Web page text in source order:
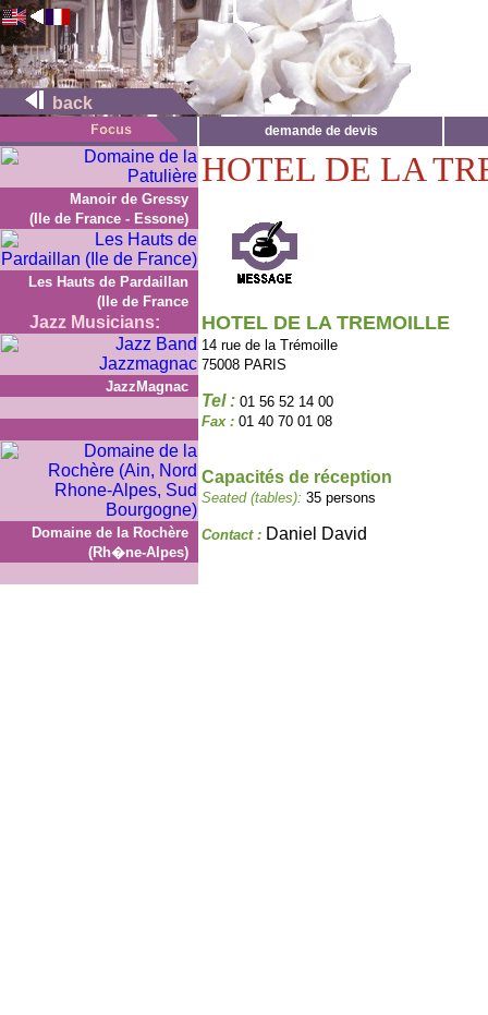
back
demande de devis
Manoir de Gressy
(Ile de France - Essone)
Les Hauts de Pardaillan
(Ile de France
Jazz Musicians:
JazzMagnac
Domaine de la Rochère
(Rh�ne-Alpes)
HOTEL DE LA
HOTEL DE LA TREMOILLE
14 rue de la Trémoille
75008 PARIS
Tel : 01 56 52 14 00
Fax : 01 40 70 01 08
Capacités de réception
Seated (tables): 35 persons
Contact : Daniel David